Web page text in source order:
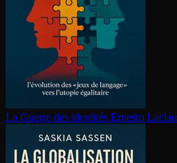
La Guerre des identités Ernesto Laclau